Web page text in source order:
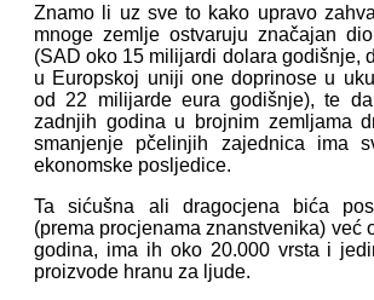
Znamo li uz sve to kako upravo
mnoge zemlje ostvaruju značajan
(SAD oko 15 milijardi dolara godišnje,
u Europskoj uniji one doprinose u
od 22 milijarde eura godišnje), te
zadnjih godina u brojnim zemljama
smanjenje pčelinjih zajednica ima
ekonomske posljedice.
Ta sićušna ali dragocjena bića
(prema procjenama znanstvenika) već
godina, ima ih oko 20.000 vrsta i
proizvode hranu za ljude.